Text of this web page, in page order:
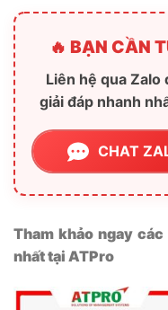
🔥 BẠN CẦN
Liên hệ qua
giải đáp nhanh
CHAT
Tham khảo ngay
nhất tại ATPro